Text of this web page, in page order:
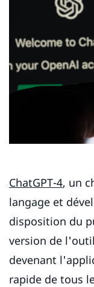
ChatGPT-4, un
langage et
disposition du
version de
devenant
rapide de tous